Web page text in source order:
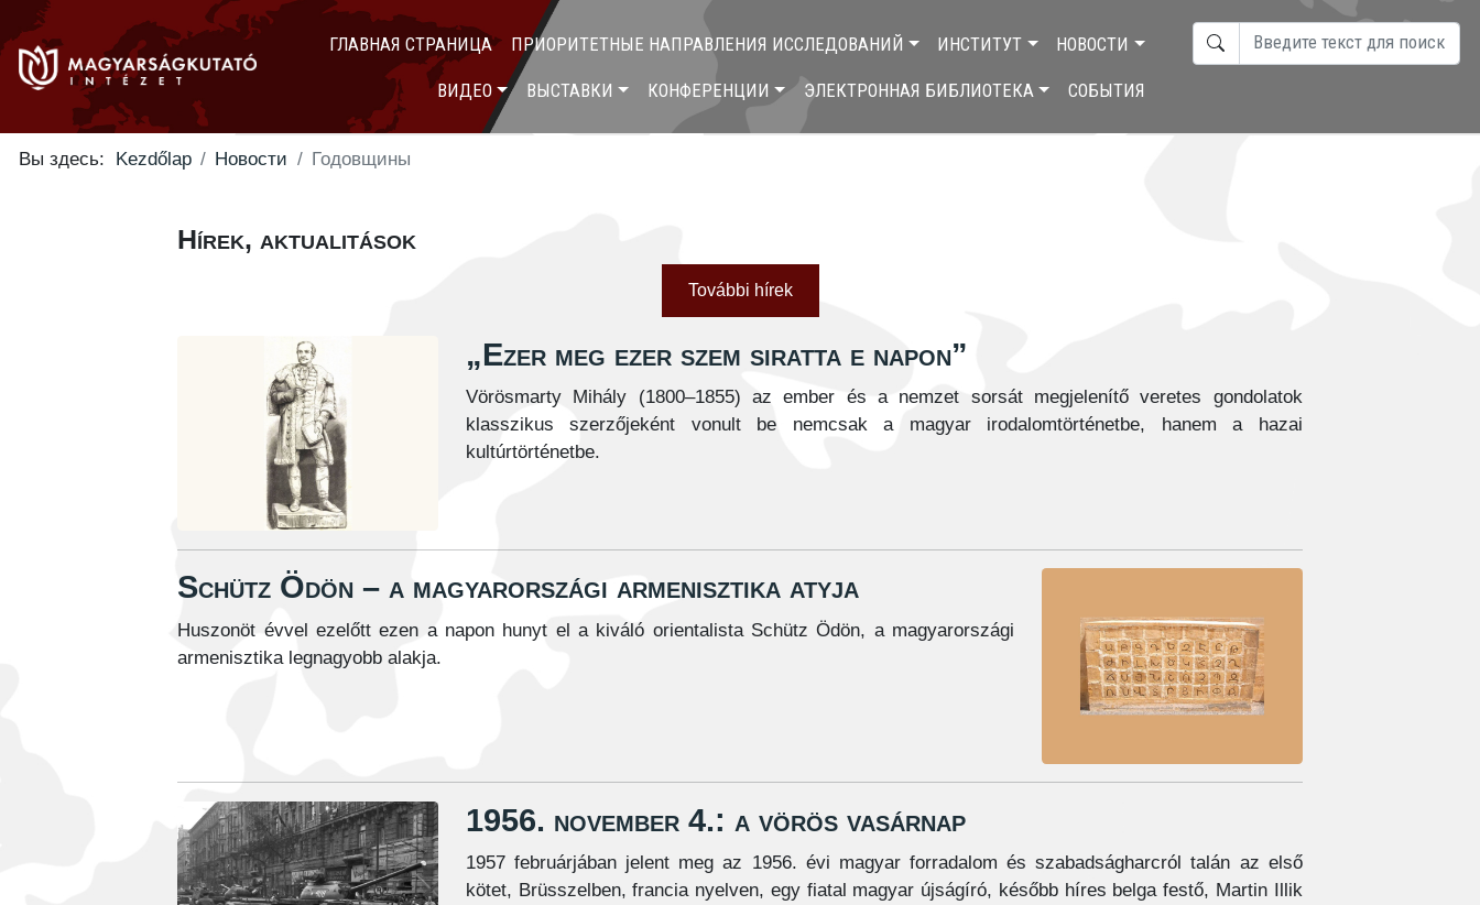
ГЛАВНАЯ СТРАНИЦА ПРИОРИТЕТНЫЕ НАПРАВЛЕНИЯ ИССЛЕДОВАНИЙ ИНСТИТУТ НОВОСТИ
ВИДЕО ВЫСТАВКИ КОНФЕРЕНЦИИ ЭЛЕКТРОННАЯ БИБЛИОТЕКА СОБЫТИЯ
ПОИСК
Вы здесь: Kezdőlap Новости Годовщины
Hírek, aktualitások
További hírek
„Ezer meg ezer szem siratta e napon”
Vörösmarty Mihály (1800–1855) az ember és a nemzet sorsát megjelenítő veretes gondolatok
klasszikus szerzőjeként vonult be nemcsak a magyar irodalomtörténetbe, hanem a hazai
kultúrtörténetbe.
Schütz Ödön – a magyarországi armenisztika atyja
Huszonöt évvel ezelőtt ezen a napon hunyt el a kiváló orientalista Schütz Ödön, a magyarországi
armenisztika legnagyobb alakja.
1956. november 4.: a vörös vasárnap
1957 februárjában jelent meg az 1956. évi magyar forradalom és szabadságharcról talán az első
kötet, Brüsszelben, francia nyelven, egy fiatal magyar újságíró, később híres belga festő, Martin Illik